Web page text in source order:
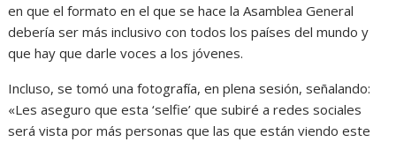
en que el formato en el que se hace la Asamblea General
debería ser más inclusivo con todos los países del mundo y
que hay que darle voces a los jóvenes.
Incluso, se tomó una fotografía, en plena sesión, señalando:
«Les aseguro que esta ‘selfie’ que subiré a redes sociales
será vista por más personas que las que están viendo este